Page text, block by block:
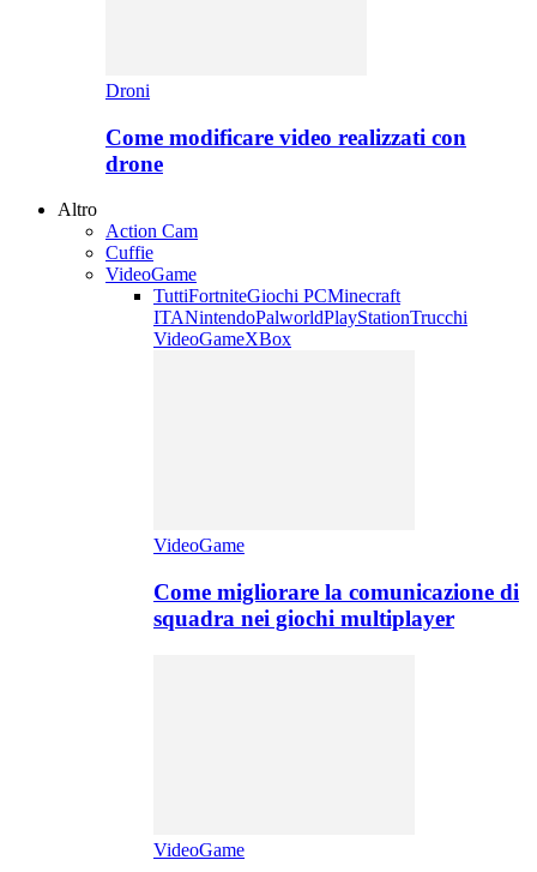
Droni
Come modificare video realizzati con
drone
Altro
Action Cam
Cuffie
VideoGame
TuttiFortniteGiochi PCMinecraft
ITANintendoPalworldPlayStationTrucchi
VideoGameXBox
VideoGame
Come migliorare la comunicazione di
squadra nei giochi multiplayer
VideoGame